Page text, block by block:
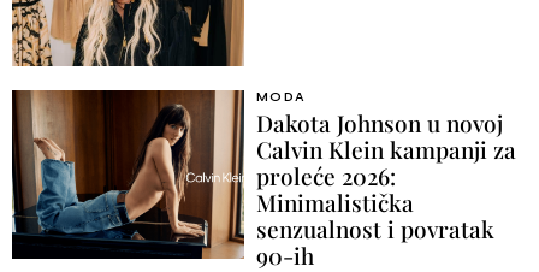
MODA
Dakota Johnson u novoj
Calvin Klein kampanji za
proleće 2026:
Minimalistička
senzualnost i povratak
90-ih